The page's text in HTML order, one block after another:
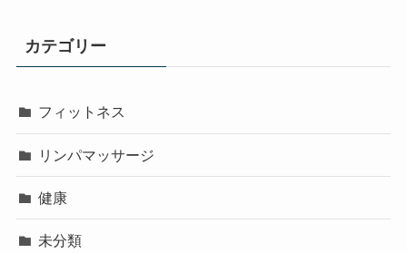
カテゴリー
フィットネス
リンパマッサージ
健康
未分類